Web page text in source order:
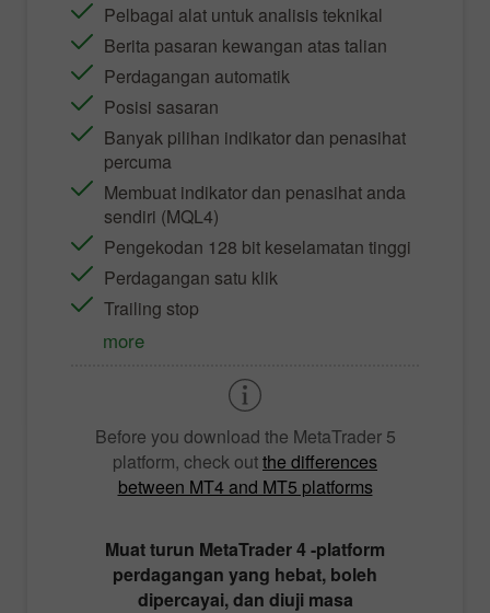
Pelbagai alat untuk analisis teknikal
Berita pasaran kewangan atas talian
Perdagangan automatik
Posisi sasaran
Banyak pilihan indikator dan penasihat
percuma
Membuat indikator dan penasihat anda
sendiri (MQL4)
Pengekodan 128 bit keselamatan tinggi
Perdagangan satu klik
Trailing stop
more
Before you download the MetaTrader 5
platform, check outthe differences
between MT4 and MT5 platforms
Muat turun MetaTrader 4-platform
perdagangan yang hebat, boleh
dipercayai, dan diuji masa